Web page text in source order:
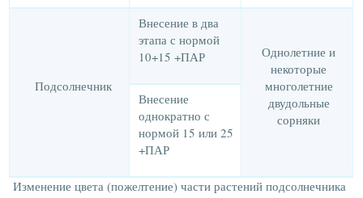
Подсолнечник
Внесение в два
этапа с нормой
10+15 +ПАР
Однолетние и
некоторые
многолетние
двудольные
сорняки
Внесение
однократно с
нормой 15 или 25
+ПАР
Изменение цвета (пожелтение) части растений подсолнечника